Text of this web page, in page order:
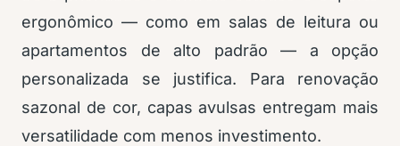
ergonômico — como em salas de leitura ou
apartamentos de alto padrão — a opção
personalizada se justifica. Para renovação
sazonal de cor, capas avulsas entregam mais
versatilidade com menos investimento.